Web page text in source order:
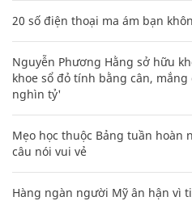
20 số điện thoại ma ám bạn
Nguyễn Phương Hằng sở hữu
khoe sổ đỏ tính bằng cân,
nghìn tỷ'
Mẹo học thuộc Bảng tuần hoàn
câu nói vui vẻ
Hàng ngàn người Mỹ ân hận vì